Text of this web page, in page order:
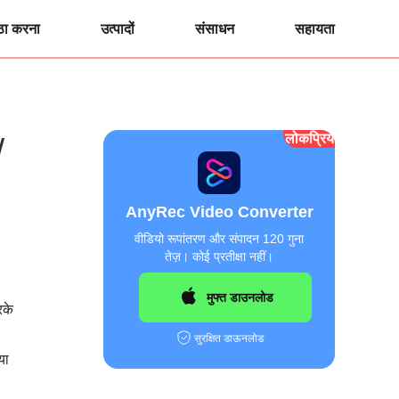
करना उत्पादों संसाधन सहायता
लोकप्रिय
AnyRec Video Converter
वीडियो रूपांतरण और संपादन 120 गुना
तेज़। कोई प्रतीक्षा नहीं।
मुफ्त डाउनलोड
सुरक्षित डाऊनलोड